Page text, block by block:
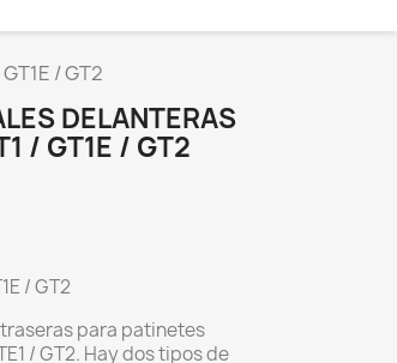
/ GT2
DELANTERAS
/ GT1E / GT2
/ GT2
para patinetes
/ GT2. Hay dos tipos de